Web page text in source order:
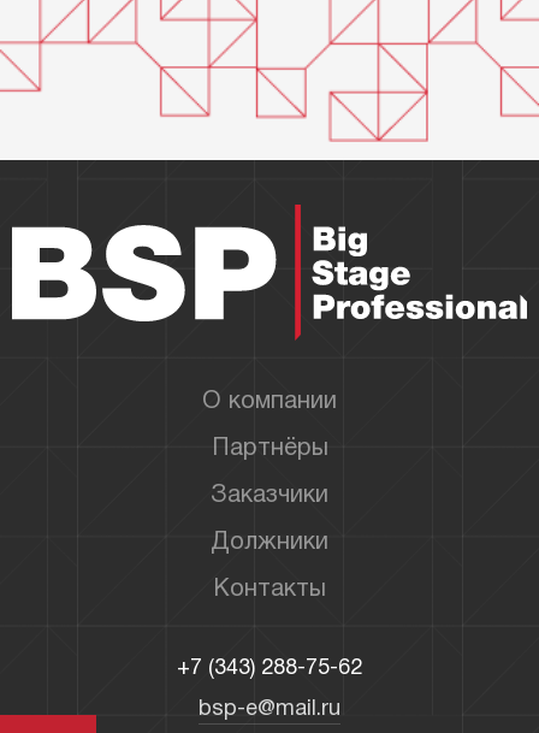
О компании
Партнёры
Заказчики
Должники
Контакты
+7 (343) 288-75-62
bsp-e@mail.ru